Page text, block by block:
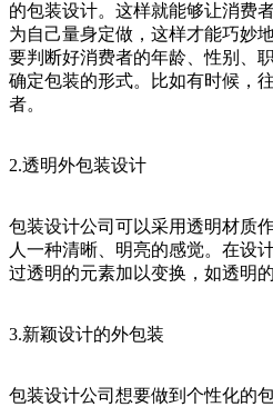
的包装设计。这样就能够让消费
为自己量身定做，这样才能巧妙
要判断好消费者的年龄、性别、
确定包装的形式。比如有时候，
者。
2.透明外包装设计
包装设计公司可以采用透明材质
人一种清晰、明亮的感觉。在设
过透明的元素加以变换，如透明
3.新颖设计的外包装
包装设计公司想要做到个性化的